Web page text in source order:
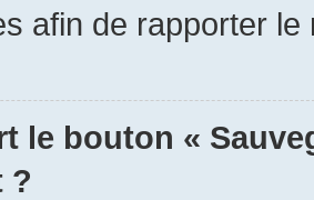
afin de rapporter le
le bouton «
?